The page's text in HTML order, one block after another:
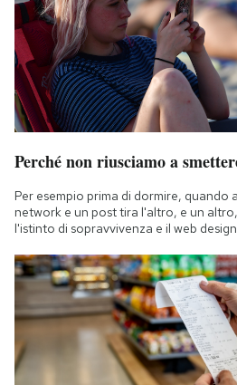
Perché non riusciamo a
Per esempio prima di dormire, quando
network e un post tira l'altro, e un
l'istinto di sopravvivenza e il web design